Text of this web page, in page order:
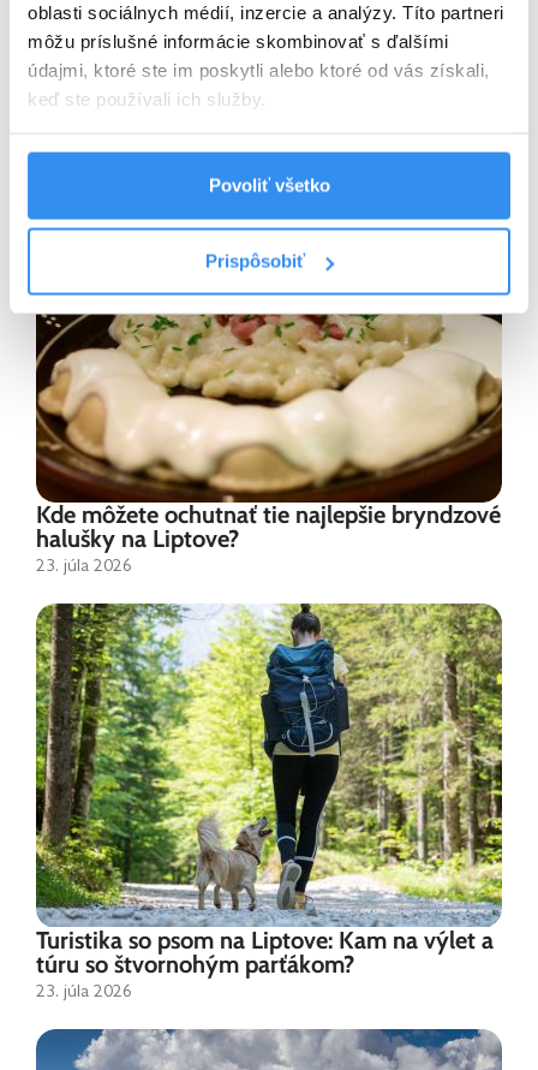
oblasti sociálnych médií, inzercie a analýzy. Títo partneri
môžu príslušné informácie skombinovať s ďalšími
údajmi, ktoré ste im poskytli alebo ktoré od vás získali,
keď ste používali ich služby.
Povoliť všetko
Prispôsobiť
Facebook WhatsApp
Pinterest Email Print
Ďalšie zaujímavé tipy z blogu:
Kde môžete ochutnať tie najlepšie bryndzové
halušky na Liptove?
23. júla 2026
Turistika so psom na Liptove: Kam na výlet a
túru so štvornohým parťákom?
23. júla 2026